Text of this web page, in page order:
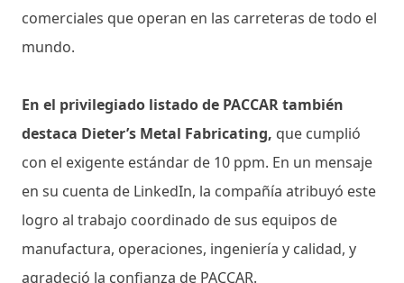
comerciales que operan en las carreteras de todo el
mundo.
En el privilegiado listado de PACCAR también
destaca Dieter’s Metal Fabricating, que cumplió
con el exigente estándar de 10 ppm. En un mensaje
en su cuenta de LinkedIn, la compañía atribuyó este
logro al trabajo coordinado de sus equipos de
manufactura, operaciones, ingeniería y calidad, y
agradeció la confianza de PACCAR.